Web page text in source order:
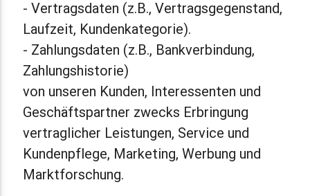
- Vertragsdaten (z.B., Vertragsgegenstand,
Laufzeit, Kundenkategorie).
- Zahlungsdaten (z.B., Bankverbindung,
Zahlungshistorie)
von unseren Kunden, Interessenten und
Geschäftspartner zwecks Erbringung
vertraglicher Leistungen, Service und
Kundenpflege, Marketing, Werbung und
Marktforschung.